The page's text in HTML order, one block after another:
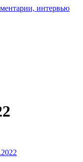
интервью